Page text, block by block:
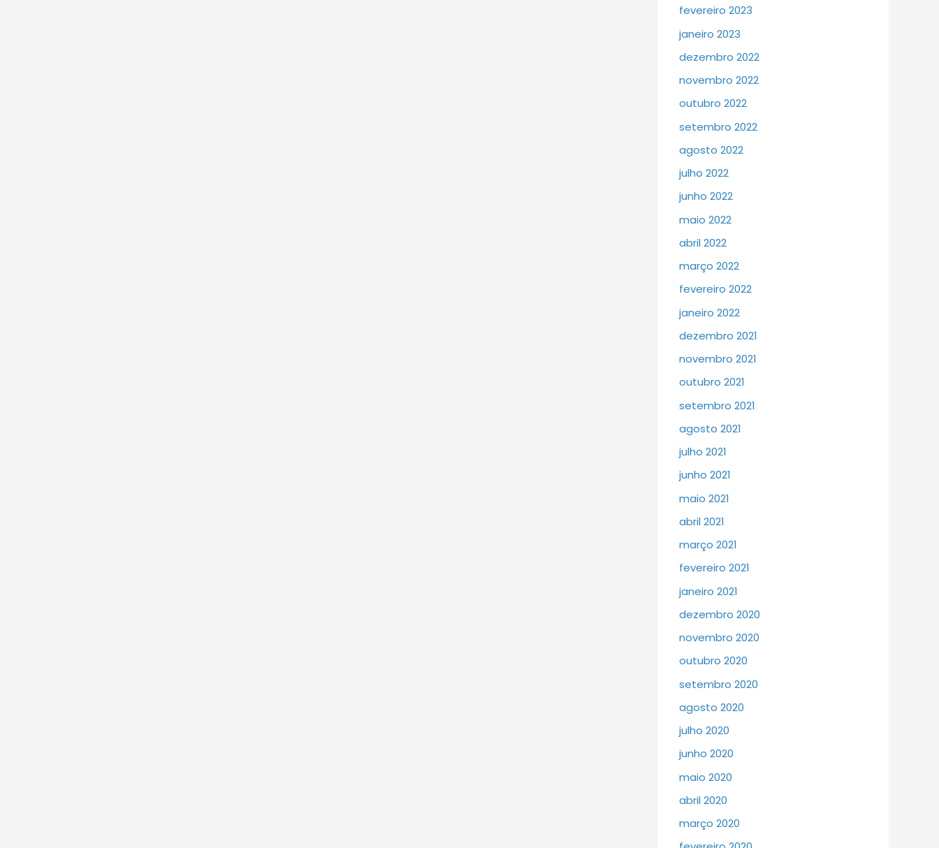
fevereiro 2023
janeiro 2023
dezembro 2022
novembro 2022
outubro 2022
setembro 2022
agosto 2022
julho 2022
junho 2022
maio 2022
abril 2022
março 2022
fevereiro 2022
janeiro 2022
dezembro 2021
novembro 2021
outubro 2021
setembro 2021
agosto 2021
julho 2021
junho 2021
maio 2021
abril 2021
março 2021
fevereiro 2021
janeiro 2021
dezembro 2020
novembro 2020
outubro 2020
setembro 2020
agosto 2020
julho 2020
junho 2020
maio 2020
abril 2020
março 2020